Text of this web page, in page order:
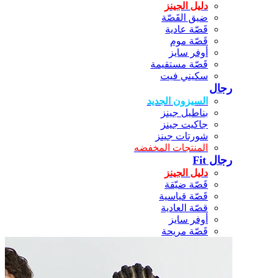
دليل الجينز
ضيق القَصّة
قَصّة عادية
قَصّة موم
أوفر سايز
قَصّة مستقيمة
سكيني فيت
رجال
السيزون الجديد
بناطيل جينز
جاكيت جينز
شورتات جينز
المنتجات المخفضه
رجال Fit
دليل الجينز
قَصّة ضيّقة
قَصّة قياسية
قصّة العادية
أوفر سايز
قَصّة مريحة